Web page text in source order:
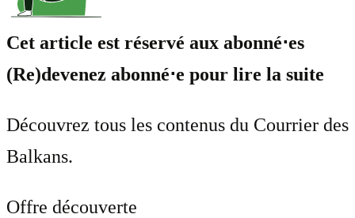
Cet article est réservé aux abonné⋅es
(Re)devenez abonné⋅e pour lire la suite
Découvrez tous les contenus du Courrier des
Balkans.
Offre découverte